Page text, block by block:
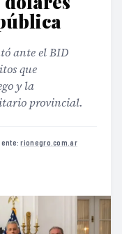
ante el BID
que
y la
provincial.
rionegro.com.ar